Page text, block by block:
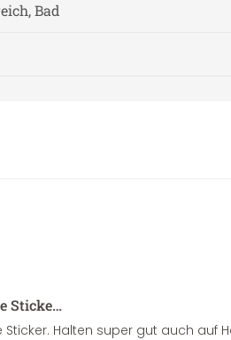
Bad
Sticke…
Halten super gut auch auf